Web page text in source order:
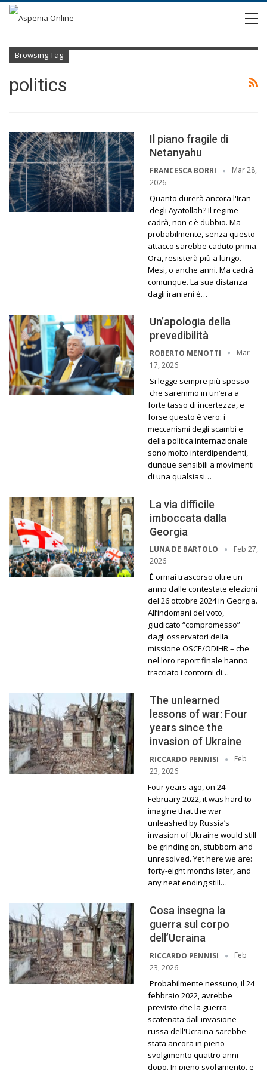
Browsing Tag
politics
Il piano fragile di
Netanyahu
FRANCESCA BORRI
Mar 28,
2026
Quanto durerà ancora l'Iran
degli Ayatollah? Il regime
cadrà, non c'è dubbio. Ma
probabilmente, senza questo
attacco sarebbe caduto prima.
Ora, resisterà più a lungo.
Mesi, o anche anni. Ma cadrà
comunque. La sua distanza
dagli iraniani è…
Un’apologia della
prevedibilità
ROBERTO MENOTTI
Mar
17, 2026
Si legge sempre più spesso
che saremmo in un’era a
forte tasso di incertezza, e
forse questo è vero: i
meccanismi degli scambi e
della politica internazionale
sono molto interdipendenti,
dunque sensibili a movimenti
di una qualsiasi…
La via difficile
imboccata dalla
Georgia
LUNA DE BARTOLO
Feb 27,
2026
È ormai trascorso oltre un
anno dalle contestate elezioni
del 26 ottobre 2024 in Georgia.
All’indomani del voto,
giudicato “compromesso”
dagli osservatori della
missione OSCE/ODIHR – che
nel loro report finale hanno
tracciato i contorni di…
The unlearned
lessons of war: Four
years since the
invasion of Ukraine
RICCARDO PENNISI
Feb
23, 2026
Four years ago, on 24
February 2022, it was hard to
imagine that the war
unleashed by Russia’s
invasion of Ukraine would still
be grinding on, stubborn and
unresolved. Yet here we are:
forty-eight months later, and
any neat ending still…
Cosa insegna la
guerra sul corpo
dell’Ucraina
RICCARDO PENNISI
Feb
23, 2026
Probabilmente nessuno, il 24
febbraio 2022, avrebbe
previsto che la guerra
scatenata dall'invasione
russa dell'Ucraina sarebbe
stata ancora in pieno
svolgimento quattro anni
dopo. In pieno svolgimento, e